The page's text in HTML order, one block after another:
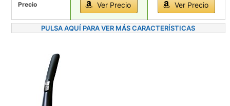
Precio Ver Precio Ver Precio
PULSA AQUÍ PARA VER MÁS CARACTERÍSTICAS